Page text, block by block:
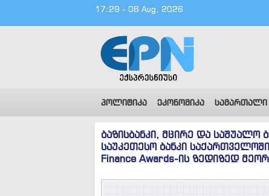
17:29 - 06 Aug, 2026
პოლიტიკა ეკონომიკა სამართალი
ბაზისბანკი, მცირე და საშუალო
საუკეთესო ბანკი საქართველოში
Finance Awards-ის ზედიზედ